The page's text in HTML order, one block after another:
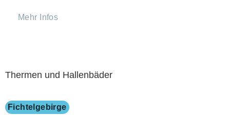
Mehr Infos
Thermen und Hallenbäder
Fichtelgebirge